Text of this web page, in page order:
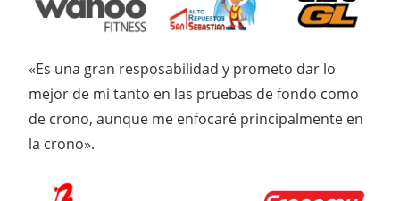
«Es una gran resposabilidad y prometo dar lo
mejor de mi tanto en las pruebas de fondo como
de crono, aunque me enfocaré principalmente en
la crono».